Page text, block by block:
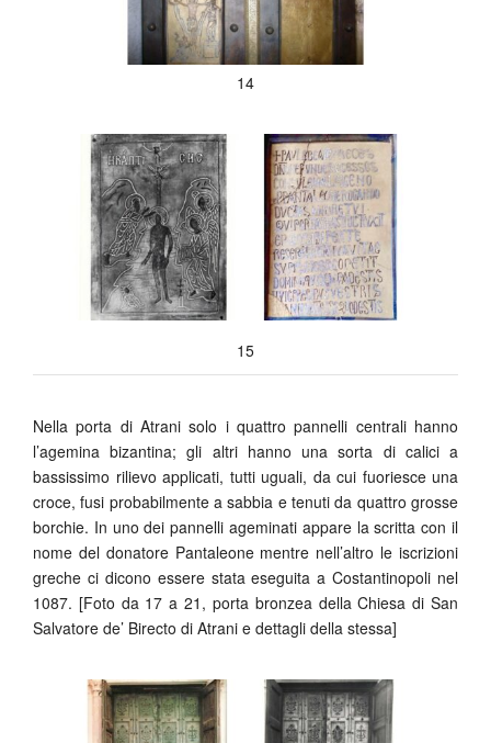
14
15
Nella porta di Atrani solo i quattro pannelli centrali hanno
l’agemina bizantina; gli altri hanno una sorta di calici a
bassissimo rilievo applicati, tutti uguali, da cui fuoriesce una
croce, fusi probabilmente a sabbia e tenuti da quattro grosse
borchie. In uno dei pannelli ageminati appare la scritta con il
nome del donatore Pantaleone mentre nell’altro le iscrizioni
greche ci dicono essere stata eseguita a Costantinopoli nel
1087. [Foto da 17 a 21, porta bronzea della Chiesa di San
Salvatore de’ Birecto di Atrani e dettagli della stessa]